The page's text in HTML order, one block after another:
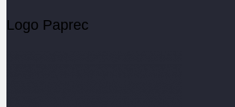
Logo Paprec